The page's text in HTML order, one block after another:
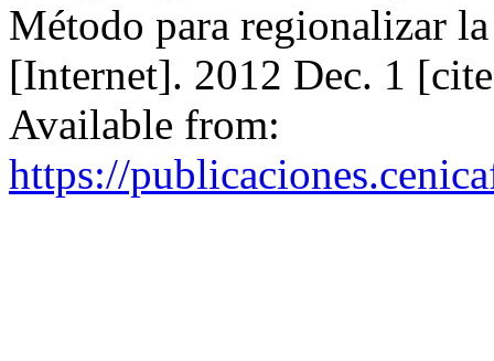
Método para regionalizar
[Internet]. 2012 Dec. 1
Available from:
https://